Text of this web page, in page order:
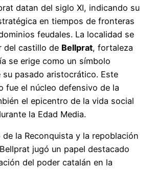
datan del siglo XI, indicando su
en tiempos de fronteras
feudales. La localidad se
del castillo de Bellprat, fortaleza
se erige como un símbolo
su pasado aristocrático. Este
fue el núcleo defensivo de la
el epicentro de la vida social
la Edad Media.
la Reconquista y la repoblación
jugó un papel destacado
del poder catalán en la